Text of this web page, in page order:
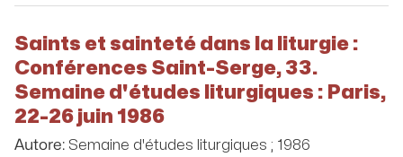
Saints et sainteté dans la liturgie :
Conférences Saint-Serge, 33.
Semaine d'études liturgiques : Paris,
22-26 juin 1986
Autore: Semaine d'études liturgiques ; 1986